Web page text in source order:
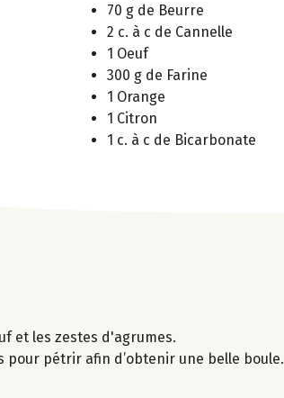
70 g de Beurre
2 c. à c de Cannelle
1 Oeuf
300 g de Farine
1 Orange
1 Citron
1 c. à c de Bicarbonate
et les zestes d'agrumes.
pétrir afin d’obtenir une belle boule.